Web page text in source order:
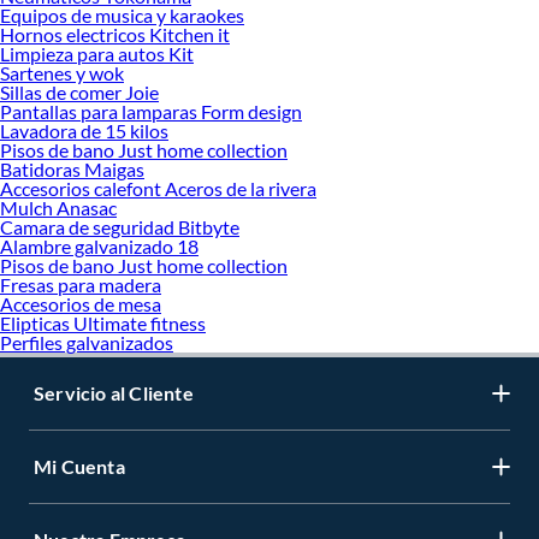
Equipos de musica y karaokes
Hornos electricos Kitchen it
Limpieza para autos Kit
Sartenes y wok
Sillas de comer Joie
Pantallas para lamparas Form design
Lavadora de 15 kilos
Pisos de bano Just home collection
Batidoras Maigas
Accesorios calefont Aceros de la rivera
Mulch Anasac
Camara de seguridad Bitbyte
Alambre galvanizado 18
Pisos de bano Just home collection
Fresas para madera
Accesorios de mesa
Elipticas Ultimate fitness
Perfiles galvanizados
Servicio al Cliente
Mi Cuenta